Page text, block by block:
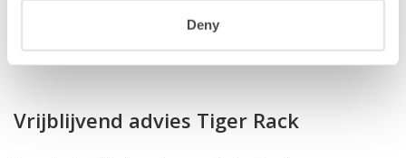
Deny
(HACCP). Het product is geschikt voor gebruik in combinatie met
voedsel en voldoet daarmee tevens aan de normen van de
Voedsel en Waren Autoriteit.
Vrijblijvend advies Tiger Rack